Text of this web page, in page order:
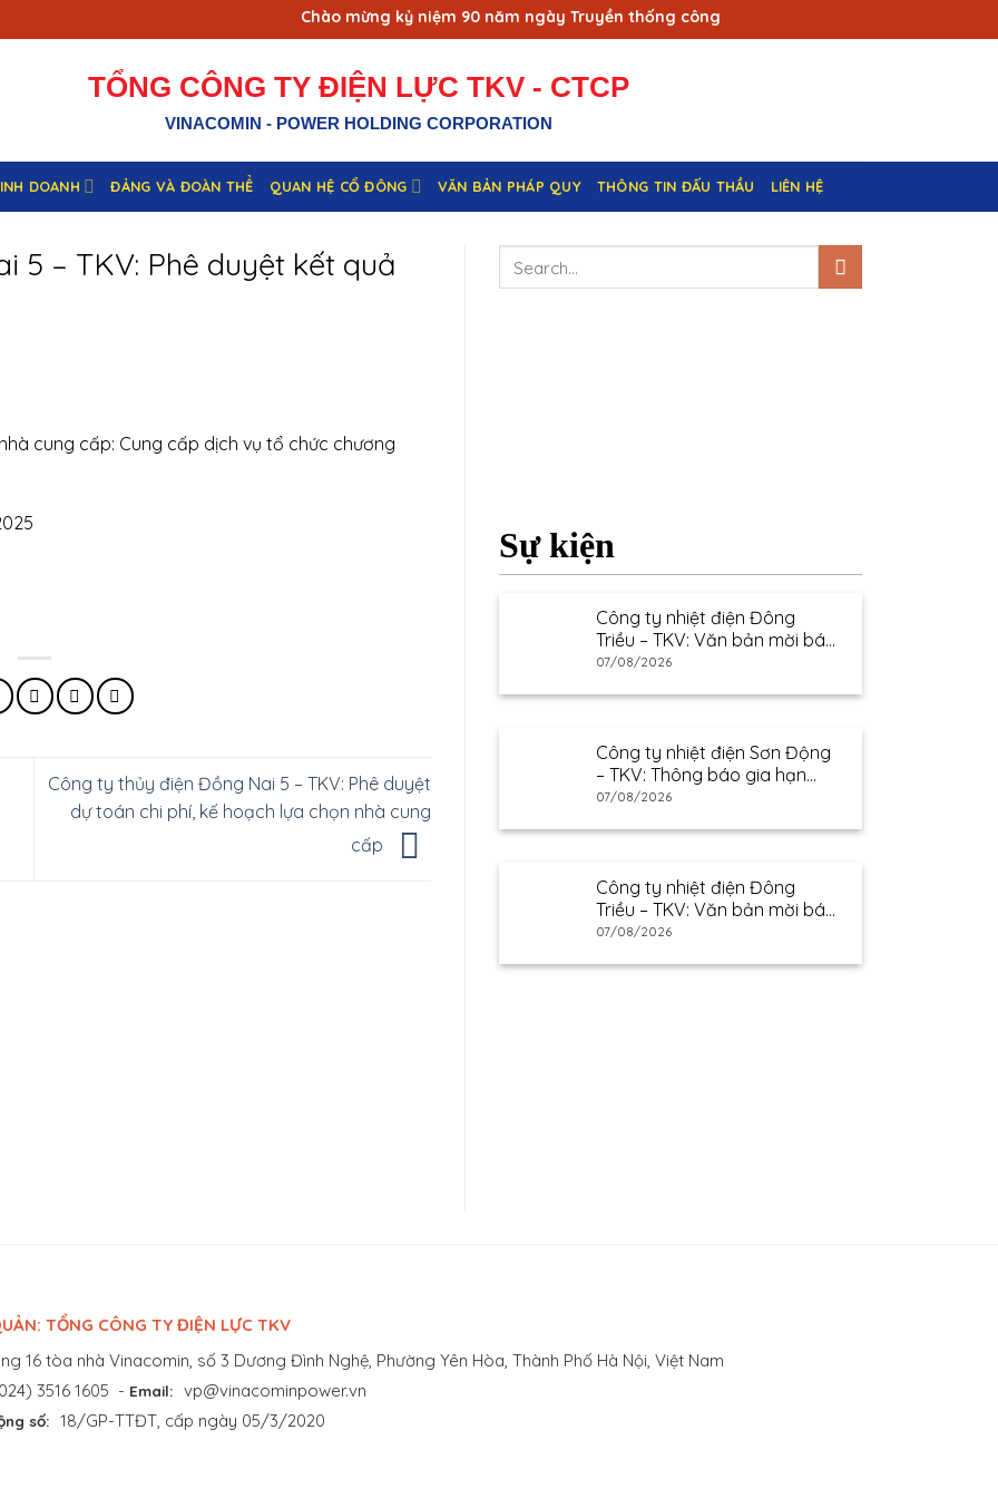
Chào mừng kỷ niệm 90 năm ngày Truyền thống công nhân Vùng mỏ - Truyền thống ngành
TỔNG CÔNG TY ĐIỆN LỰC TKV - CTCP
VINACOMIN - POWER HOLDING CORPORATION
DOANH ĐẢNG VÀ ĐOÀN THỂ QUAN HỆ CỔ ĐÔNG VĂN BẢN PHÁP QUY THÔNG TIN ĐẤU THẦU LIÊN HỆ
5 – TKV: Phê duyệt kết quả
cung cấp: Cung cấp dịch vụ tổ chức chương
Công ty thủy điện Đồng Nai 5 – TKV: Phê duyệt
dự toán chi phí, kế hoạch lựa chọn nhà cung
cấp
Sự kiện
Công ty nhiệt điện Đông
Triều – TKV: Văn bản mời báo
giá
07/08/2026
Công ty nhiệt điện Sơn Động
– TKV: Thông báo gia hạn
thư mời báo giá
07/08/2026
Công ty nhiệt điện Đông
Triều – TKV: Văn bản mời báo
giá
07/08/2026
TỔNG CÔNG TY ĐIỆN LỰC TKV
16 tòa nhà Vinacomin, số 3 Dương Đình Nghệ, Phường Yên Hòa, Thành Phố Hà Nội, Việt Nam
3516 1605 - Email: vp@vinacominpower.vn
số: 18/GP-TTĐT, cấp ngày 05/3/2020